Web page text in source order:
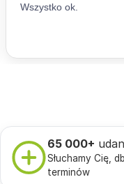
65 000+
Słuchamy Cię,
terminów